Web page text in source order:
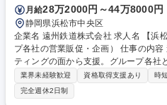
月給28万2000円～44万8000円
静岡県浜松市中央区
企業名 遠州鉄道株式会社 求人名 【浜松市】マーケティング（遠鉄グルー
プ各社の営業販促・企画） 仕事の内容 遠鉄グループ各社の成長をマーケ
ティングの面から支援。グループ各社
ーケティング課題の形成・解決策を提案・実行し
容】■グループ各社の事業展開、営業
抽出 ■デジタルを活用したマーケティ
業界未経験歓迎 資格取得支援あり 時
完全週休2日制